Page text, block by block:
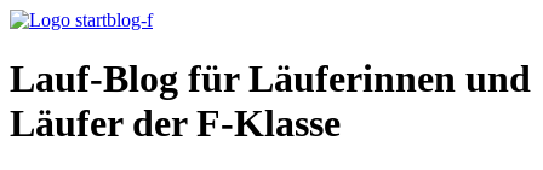
Lauf-Blog für Läuferinnen und
Läufer der F-Klasse